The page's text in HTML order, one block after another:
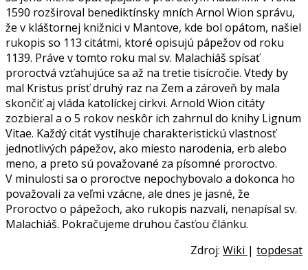
1590 rozširoval benediktínsky mních Arnol Wion správu,
že v kláštornej knižnici v Mantove, kde bol opátom, našiel
rukopis so 113 citátmi, ktoré opisujú pápežov od roku
1139. Práve v tomto roku mal sv. Malachiáš spísať
proroctvá vzťahujúce sa až na tretie tisícročie. Vtedy by
mal Kristus prísť druhý raz na Zem a zároveň by mala
skončiť aj vláda katolíckej cirkvi. Arnold Wion citáty
zozbieral a o 5 rokov neskôr ich zahrnul do knihy Lignum
Vitae. Každý citát vystihuje charakteristickú vlastnosť
jednotlivých pápežov, ako miesto narodenia, erb alebo
meno, a preto sú považované za písomné proroctvo.
V minulosti sa o proroctve nepochybovalo a dokonca ho
považovali za veľmi vzácne, ale dnes je jasné, že
Proroctvo o pápežoch, ako rukopis nazvali, nenapísal sv.
Malachiáš. Pokračujeme druhou časťou článku.
Zdroj: Wiki | topdesat